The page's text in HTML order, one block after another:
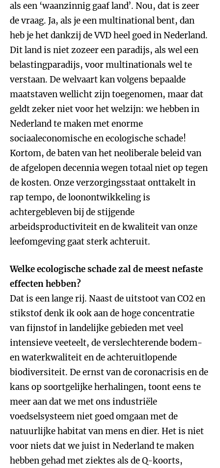
als een ‘waanzinnig gaaf land’. Nou, dat is zeer
de vraag. Ja, als je een multinational bent, dan
heb je het dankzij de VVD heel goed in Nederland.
Dit land is niet zozeer een paradijs, als wel een
belastingparadijs, voor multinationals wel te
verstaan. De welvaart kan volgens bepaalde
maatstaven wellicht zijn toegenomen, maar dat
geldt zeker niet voor het welzijn: we hebben in
Nederland te maken met enorme
sociaaleconomische en ecologische schade!
Kortom, de baten van het neoliberale beleid van
de afgelopen decennia wegen totaal niet op tegen
de kosten. Onze verzorgingsstaat onttakelt in
rap tempo, de loonontwikkeling is
achtergebleven bij de stijgende
arbeidsproductiviteit en de kwaliteit van onze
leefomgeving gaat sterk achteruit.
Welke ecologische schade zal de meest nefaste
effecten hebben?
Dat is een lange rij. Naast de uitstoot van CO2 en
stikstof denk ik ook aan de hoge concentratie
van fijnstof in landelijke gebieden met veel
intensieve veeteelt, de verslechterende bodem-
en waterkwaliteit en de achteruitlopende
biodiversiteit. De ernst van de coronacrisis en de
kans op soortgelijke herhalingen, toont eens te
meer aan dat we met ons industriële
voedselsysteem niet goed omgaan met de
natuurlijke habitat van mens en dier. Het is niet
voor niets dat we juist in Nederland te maken
hebben gehad met ziektes als de Q-koorts,